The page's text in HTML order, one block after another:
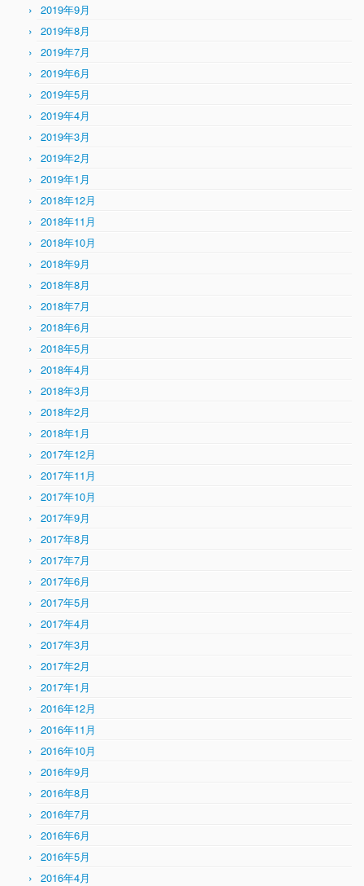
2019年9月
2019年8月
2019年7月
2019年6月
2019年5月
2019年4月
2019年3月
2019年2月
2019年1月
2018年12月
2018年11月
2018年10月
2018年9月
2018年8月
2018年7月
2018年6月
2018年5月
2018年4月
2018年3月
2018年2月
2018年1月
2017年12月
2017年11月
2017年10月
2017年9月
2017年8月
2017年7月
2017年6月
2017年5月
2017年4月
2017年3月
2017年2月
2017年1月
2016年12月
2016年11月
2016年10月
2016年9月
2016年8月
2016年7月
2016年6月
2016年5月
2016年4月